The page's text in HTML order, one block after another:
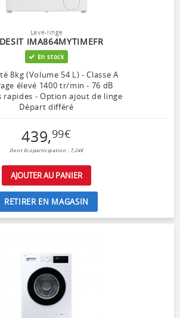
Lave-linge
IMA864MYTIMEFR
En stock
8kg (Volume 54 L) - Classe A
élevé 1400 tr/min - 76 dB
rapides - Option ajout de linge
Départ différé
439,99€
Dont Ecoparticipation : 7,24€
AJOUTER AU PANIER
RETIRER EN MAGASIN